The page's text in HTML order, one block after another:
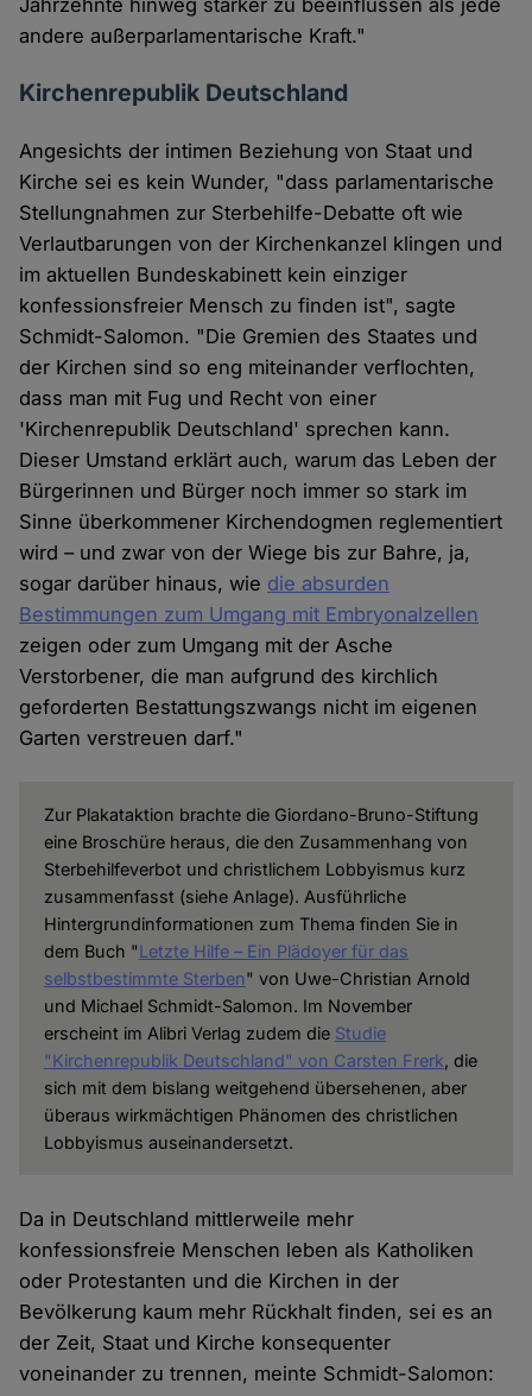
Jahrzehnte hinweg stärker zu beeinflussen als jede
andere außerparlamentarische Kraft."
Kirchenrepublik Deutschland
Angesichts der intimen Beziehung von Staat und
Kirche sei es kein Wunder, "dass parlamentarische
Stellungnahmen zur Sterbehilfe-Debatte oft wie
Verlautbarungen von der Kirchenkanzel klingen und
im aktuellen Bundeskabinett kein einziger
konfessionsfreier Mensch zu finden ist", sagte
Schmidt-Salomon. "Die Gremien des Staates und
der Kirchen sind so eng miteinander verflochten,
dass man mit Fug und Recht von einer
'Kirchenrepublik Deutschland' sprechen kann.
Dieser Umstand erklärt auch, warum das Leben der
Bürgerinnen und Bürger noch immer so stark im
Sinne überkommener Kirchendogmen reglementiert
wird – und zwar von der Wiege bis zur Bahre, ja,
sogar darüber hinaus, wie die absurden
Bestimmungen zum Umgang mit Embryonalzellen
zeigen oder zum Umgang mit der Asche
Verstorbener, die man aufgrund des kirchlich
geforderten Bestattungszwangs nicht im eigenen
Garten verstreuen darf."
Zur Plakataktion brachte die Giordano-Bruno-Stiftung
eine Broschüre heraus, die den Zusammenhang von
Sterbehilfeverbot und christlichem Lobbyismus kurz
zusammenfasst (siehe Anlage). Ausführliche
Hintergrundinformationen zum Thema finden Sie in
dem Buch "Letzte Hilfe – Ein Plädoyer für das
selbstbestimmte Sterben" von Uwe-Christian Arnold
und Michael Schmidt-Salomon. Im November
erscheint im Alibri Verlag zudem die Studie
"Kirchenrepublik Deutschland" von Carsten Frerk, die
sich mit dem bislang weitgehend übersehenen, aber
überaus wirkmächtigen Phänomen des christlichen
Lobbyismus auseinandersetzt.
Da in Deutschland mittlerweile mehr
konfessionsfreie Menschen leben als Katholiken
oder Protestanten und die Kirchen in der
Bevölkerung kaum mehr Rückhalt finden, sei es an
der Zeit, Staat und Kirche konsequenter
voneinander zu trennen, meinte Schmidt-Salomon: